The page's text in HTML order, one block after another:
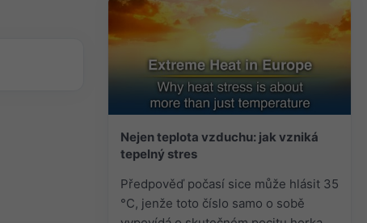
Nejen teplota vzduchu: jak vzniká
tepelný stres
Předpověď počasí sice může hlásit 35
°C, jenže toto číslo samo o sobě